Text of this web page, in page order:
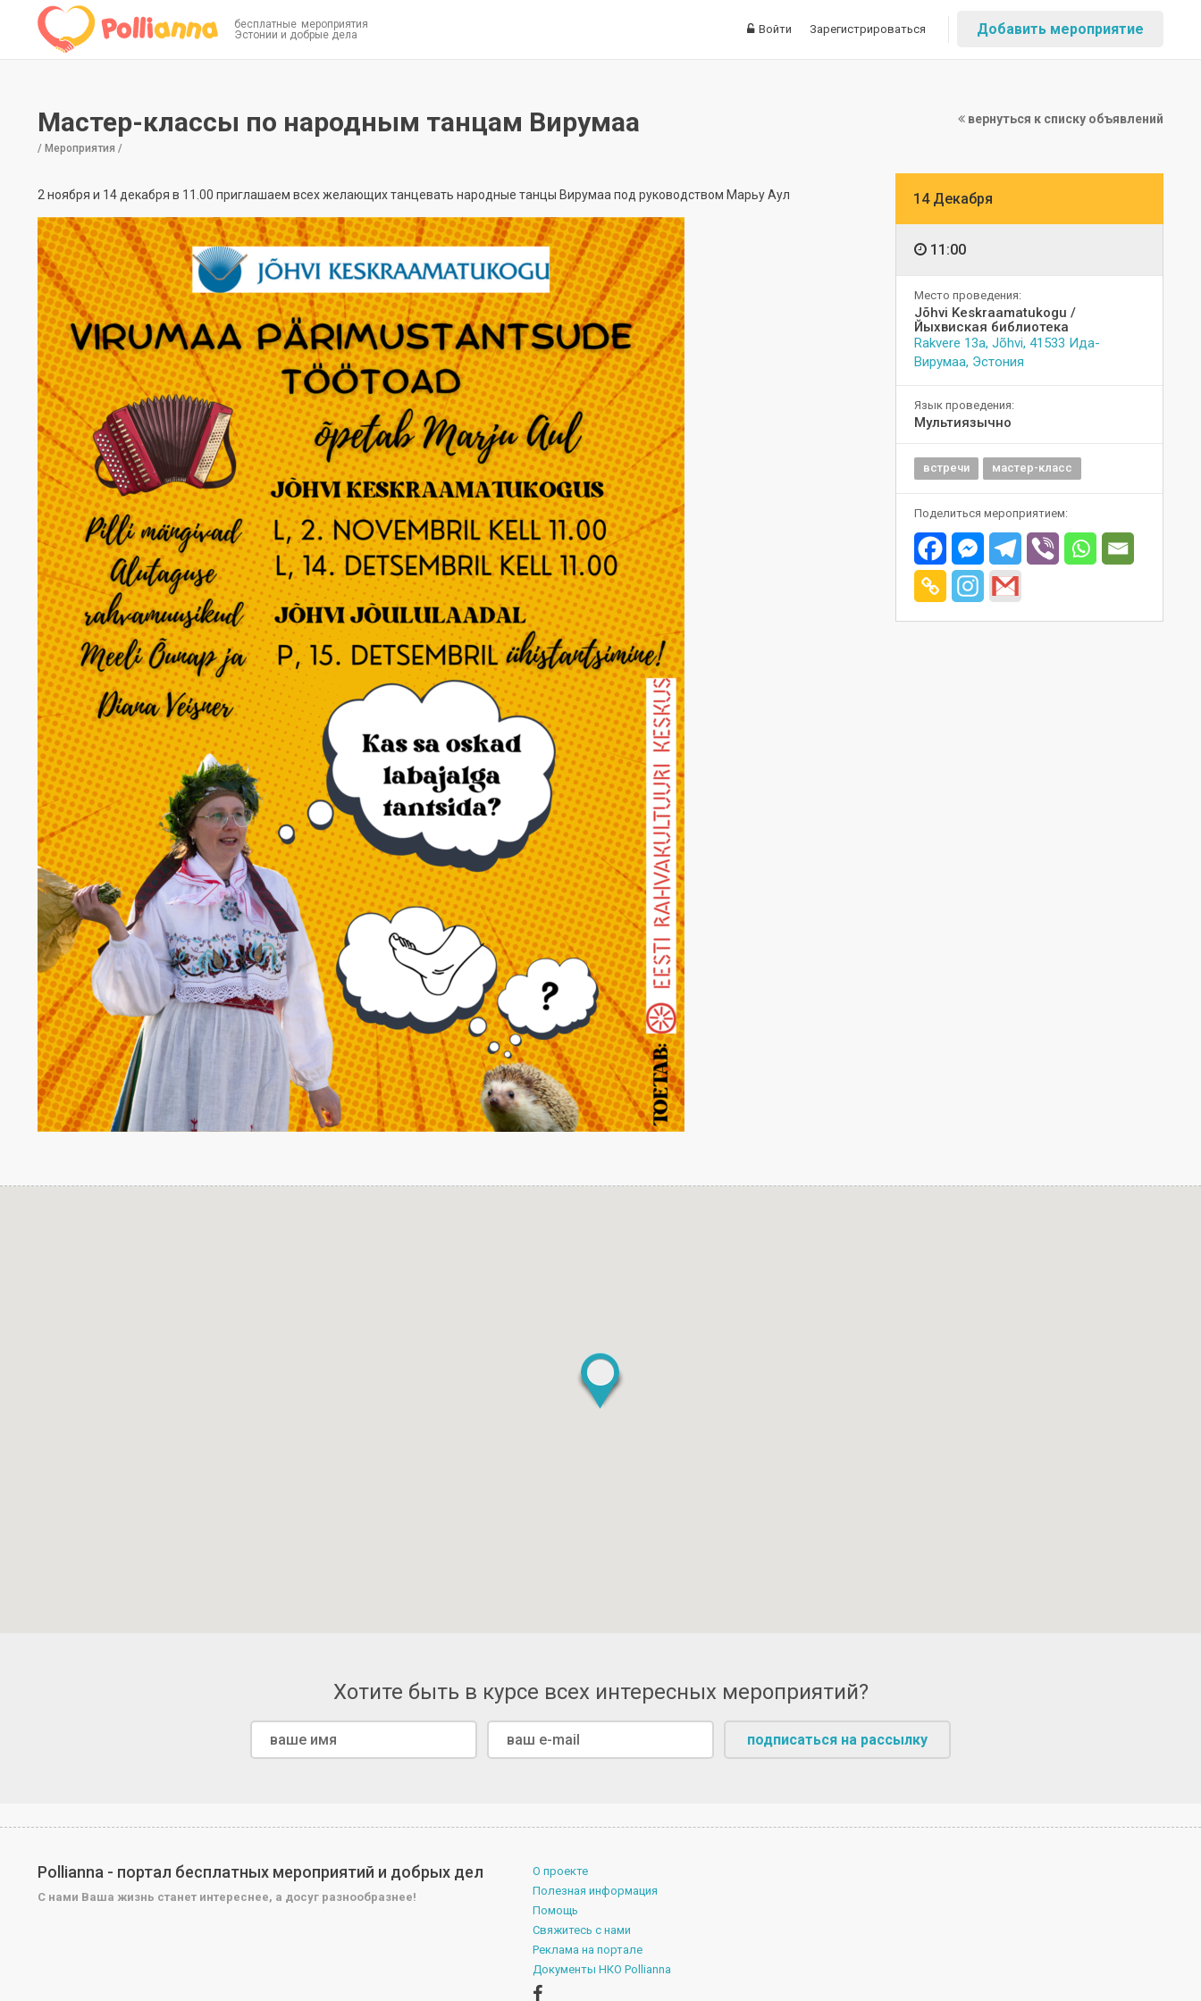
бесплатные мероприятия
Эстонии и добрые дела
Войти Зарегистрироваться Добавить мероприятие
вернуться к списку объявлений
Мастер-классы по народным танцам Вирумаа
/ Мероприятия /
2 ноября и 14 декабря в 11.00 приглашаем всех желающих танцевать народные танцы Вирумаа под руководством Марьу Аул 14 Декабря
11:00
Место проведения:
Jõhvi Keskraamatukogu /
Йыхвиская библиотека
Rakvere 13a, Jõhvi, 41533 Ида-
Вирумаа, Эстония
Язык проведения:
Мультиязычно
встречи мастер-класс
Поделиться мероприятием:
Хотите быть в курсе всех интересных мероприятий?
подписаться на рассылку
Pollianna - портал бесплатных мероприятий и добрых дел
С нами Ваша жизнь станет интереснее, а досуг разнообразнее!
О проекте
Полезная информация
Помощь
Свяжитесь с нами
Реклама на портале
Документы НКО Pollianna